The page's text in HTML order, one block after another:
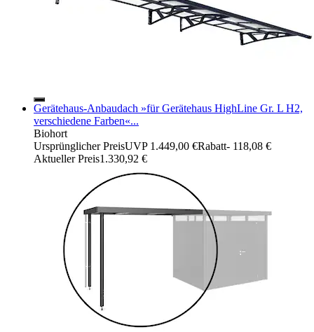
Gerätehaus-Anbaudach »für Gerätehaus HighLine Gr. L H2,
verschiedene Farben«...
Biohort
Ursprünglicher PreisUVP 1.449,00 €Rabatt- 118,08 €
Aktueller Preis1.330,92 €